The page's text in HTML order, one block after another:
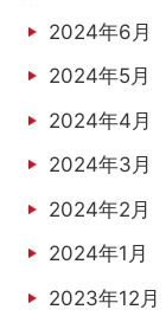
2024年6月
2024年5月
2024年4月
2024年3月
2024年2月
2024年1月
2023年12月